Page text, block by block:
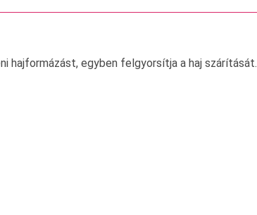
hajformázást, egyben felgyorsítja a haj szárítását.